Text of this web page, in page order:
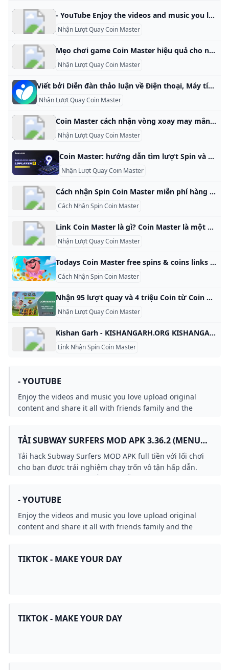
- YouTube Enjoy the videos and music you love, upload original content, and share it all with friends, family, and the world on YouTube.
Nhận Lượt Quay Coin Master
Mẹo chơi game Coin Master hiệu quả cho người mới. Chỉ sau vài ngày ra mắt, game xây dựng cướp biển Coin Master đã trở thành trò chơi có lượt tải nhiều nhất trên hệ thống App Store lẫn Google Play. Giữ mức Spin khoảng 9500 Bạn nên cố gắng bắt đầu các sự kiện với mức 9500 để đạt tiêu chuẩn xếp vào nhóm cấp 1, khi ở nhóm này chúng ta sẽ có tỉ lệ chiến thắng cao và kiếm được nhiều Spin và Coin hơn.
Nhận Lượt Quay Coin Master
Viết bởi Diễn đàn thảo luận về Điện thoại, Máy tính, Máy ảnh và các thiết bị Khoa học & Công nghệ.
Nhận Lượt Quay Coin Master
Coin Master cách nhận vòng xoay may mắn mà không phải ai cũng biết Làm cách nào để nhận thêm lượt quay may mắn trong game điện thoại nổi tiếng Coin Master. Hãy xem bài viết để biêt nhé.,24hStore.vn 06/10/2020 7897 Hoàng Trúc Trò chơi Coin Master là trò chơi được xây dựng dựa trên chủ đề về cướp biển và hải tặc được phát triển mạnh mẽ trên điện thoại thông minh. Người chơi sẽ hóa thân thành một tên cướp biển thực thụ và để làm giàu cho ngôi làng của mình, người chơi phải đột kích và tấn công người khác để thu thập vàng dựa trên những vòng quay may mắn.
Nhận Lượt Quay Coin Master
Coin Master: hướng dẫn tìm lượt Spin và Coin miễn phí mỗi ngày-Hướng dẫn chơi game-LDPlayer 2023-12-08 Coin Master là một trò chơi quay thưởng rất thú vị, vô cùng hấp dẫn và được đông đảo cộng đồng mạng quan tâm. Game có lối chơi rất đơn giản, bạn chỉ việc kiếm tiền để xây dựng ngôi làng riêng. Để có tiền thì cách tốt nhất là kiếm từ lượt quay. Để có lượt quay thì cách tốt nhất là bạn nên tham khảo qua bài viết này.
Nhận Lượt Quay Coin Master
Cách nhận Spin Coin Master miễn phí hàng ngày - Chạy Spin Coin Master Cách nhận Spin Coin Master miễn phí hàng ngày qua cách chạy spin, kiếm spin trong Coin Master theo các cách dưới bài viết sau bạn nhé. Để nhận spin nhiều. By BinhDuong Computer Cách nhận Spin Coin Master miễn phí hàng ngày qua cách chạy spin, kiếm spin trong Coin Master theo các cách dưới bài viết sau bạn nhé. Để nhận spin nhiều. Cách nhận Spin Coin Master miễn phí hàng ngày
Cách Nhận Spin Coin Master
Link Coin Master là gì? Coin Master là một tựa game với đồ họa sinh động và lối chơi vô cùng thú vị. Trong Coin Master, người chơi có thể mời bạn bè tham gia bằng cách gửi cho họ đường link dẫn tới trò chơi. Khi bạn bè nhấp vào link và cài đặt game, bạn sẽ nhận được nhiều phần thưởng hấp dẫn.15‏/12‏/2023
Nhận Lượt Quay Coin Master
Todays Coin Master free spins & coins links (October 2024) LEVVVEL Get daily Coin Master free spins and coins with our updated links. Play the popular slot game with ease and enjoy free rewards. Start spinning now! Collect these daily free rewards and start spinning now! 25 spins 25 spins 25 spins 30 spins 25 spins 25 spins Coin Master free spins & coins October 28 25 spins 25 spins 30 spins 25 spins 25 spins 25 spins 10 spins, 1 million coins 25 spins Coin Master free spins & coins October 27 25 spins 25 spins 25 spins 25 spins 25 spins 10 spins, 1 million coins Coin Master free spins & coins October 26 10 spins, 1 million coins 25 spins 25 spins Coin Master free spins & coins October 25 25 spins 25 spins 25 spins 25 spins Coin Master free spins & coins October 24 10 spins, 1 million coins 25 spins 25 spins 30 spins 10 spins, 1 million coins 25 spins Coin Master free spins & coins October 23 25 spins 25 spins 25 spins 25 spins 25 spins 25 spins 10 spins, 1 million coins Coin Master free spins & coins October 22 25 spins 25 spins 25 spins 25 spins 30 spins Coin Master free spins & coins October 21 25 spins 25 spins 25 spins 30 spins 25 spins 10 spins, 1 million coins 25 spins Coin Master free spins & coins October 20 25 spins 25 spins 25 spins 10 spins, 1 million coins 25 spins 25 spins 25 spins Coin Master free spins & coins October 19 25 spins 25 spins 25 spins 25 spins 10 spins, 1 million coins Coin Master free spins & coins October 18 25 spins 25 spins 25 spins 25 spins 25 spins 25 spins Coin Master free spins & coins October 17 25 spins 25 spins 30 spins 25 spins 25 spins Coin Master free spins & coins October 16 25 spins 25 spins 25 spins 10 spins, 1 million coin 25 spins 25 spins 25 spins Coin Master free spins & coins October 15 25 spins 25 spins 25 spins 10 spins, 1 million coins 30 spins 25 spins Coin Master free spins & coins October 14 25 spins 25 spins 25 spins 25 spins 25 spins 25 spins 25 spins Coin Master free spins & coins October 13 25 spins 25 spins 25 spins 25 spins 25 spins 25 spins Coin Master free spins & coins October 12 25 spins 25 spins 25 spins 10 spins, 1 million coins 25 spins Coin Master free spins & coins October 11 25 spins 10 spins, 1 million coins 25 spins 25 spins Coin Master free spins & coins October 10 25 spins 30 spins 25 spins 25 spins 25 spins 25 spins 25 spins Coin Master free spins & coins October 9 25 spins 25 spins 25 spins 25 spins 25 spins 10 spins, 1 million coins Coin Master free spins & coins October 8 25 spins 25 spins 25 spins 25 spins 25 spins 25 spins 25 spins 35 spins 25 spins Coin Master free spins & coins October 7 25 spins 10 spins, 1 million coins 25 spins 30 spins 25 spins 25 spins Coin Master free spins & coins October 6 25 spins 25 spins 25 spins 10 spins 25 spins 25 spins Coin Master free spins & coins October 5 25 spins 25 spins 25 spins 10 spins, 1 million coins How to get more free spins & coins in Coin Master Moon Active Checking here for daily links isn’t the only way that you can get Coin Master free spins and coins!
Cách Nhận Spin Coin Master
Nhận 95 lượt quay và 4 triệu Coin từ Coin Master ngày 10/6/2020 Link nhận vòng quay miễn phí từ Coin Master sẽ được Mytour chia sẻ, mang đến cho bạn cơ hội nhận 95 lượt quay và 4 triệu Coin trong ngày 10/6/2020. BuzzNội dung bài viết2. Cập nhật Link nhận vòng quay miễn phí từ Coin Master vào ngày 10/6/2020 Xem thêmXem thêmĐọc tóm tắt Các đường Link nhận lượt quay và Coin miễn phí từ Coin Master vào ngày 10/6/2020 được Mytour tổng hợp từ nhiều nguồn đáng tin cậy.
Nhận Lượt Quay Coin Master
Kishan Garh - KISHANGARH.ORG KISHANGARH.ORG This domain name is for sale. Owning a suitable domain name will help you achieve greater success in your career. For any business consultation about KISHANGARH.ORG, please contact us! ! ! available for sale For instantly purchase. Please contact us to get this domain. Get A Quote Telegram Whatsapp Skype email protected Primary Language Unknown Number Of Records 48 Website Building Age 9 Domain Age 12 Oldest Record Year 2013-05-18 01:01:34 Latest Record Year 2024-12-08 09:21:03 This domain name was built between 2016 and 2018 for a period of 2 year.
Link Nhận Spin Coin Master
- YOUTUBE
Enjoy the videos and music you love upload original
content and share it all with friends family and the
TẢI SUBWAY SURFERS MOD APK 3.36.2 (MENU
VÔ HẠN TIỀN BẤT TỬ NHẢY CAO)
Tải hack Subway Surfers MOD APK full tiền với lối chơi
cho bạn được trải nghiệm chạy trốn vô tận hấp dẫn.
Nhiều nhân vật vật phẩm hấp dẫn. Khám phá ngay!
- YOUTUBE
Enjoy the videos and music you love upload original
content and share it all with friends family and the
TIKTOK - MAKE YOUR DAY
TIKTOK - MAKE YOUR DAY